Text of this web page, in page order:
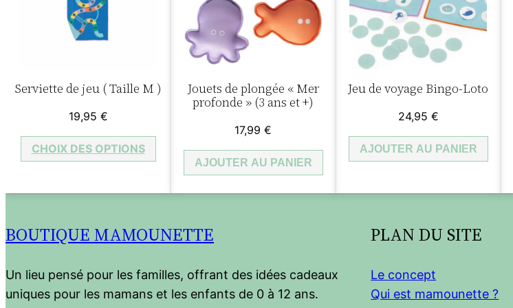
d
e
l
a
R
o
Serviette de jeu ( Taille M )
19,95 €
CHOIX DES OPTIONS
Jouets de plongée « Mer
profonde » (3 ans et +)
17,99 €
AJOUTER AU PANIER
Jeu de voyage Bingo-Loto
24,95 €
AJOUTER AU PANIER
BOUTIQUE MAMOUNETTE
Un lieu pensé pour les familles, offrant des idées cadeaux
uniques pour les mamans et les enfants de 0 à 12 ans.
PLAN DU SITE
Le concept
Qui est mamounette ?